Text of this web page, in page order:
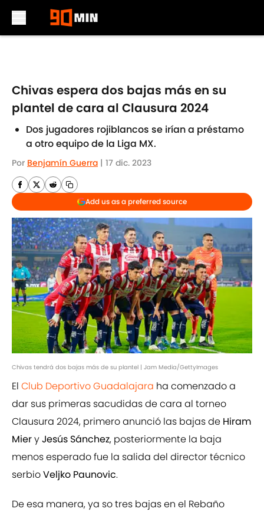
Chivas espera dos bajas más en su
plantel de cara al Clausura 2024
Dos jugadores rojiblancos se irían a préstamo
a otro equipo de la Liga MX.
Por Benjamín Guerra | 17 dic. 2023
Add us as a preferred source
Chivas tendrá dos bajas más de su plantel | Jam Media/GettyImages
El Club Deportivo Guadalajara ha comenzado a
dar sus primeras sacudidas de cara al torneo
Clausura 2024, primero anunció las bajas de Hiram
MieryJesús Sánchez, posteriormente la baja
menos esperado fue la salida del director técnico
serbioVeljko Paunovic.
De esa manera, ya so tres bajas en el Rebaño